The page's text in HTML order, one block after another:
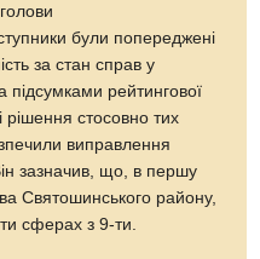
були попереджені
за стан справ у
рейтингової
рішення стосовно тих
виправлення
зазначив, що, в першу
Святошинського району,
сферах з 9-ти.